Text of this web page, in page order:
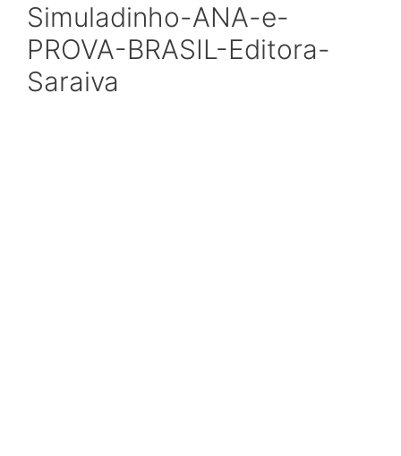
Simuladinho-ANA-e-
PROVA-BRASIL-Editora-
Saraiva